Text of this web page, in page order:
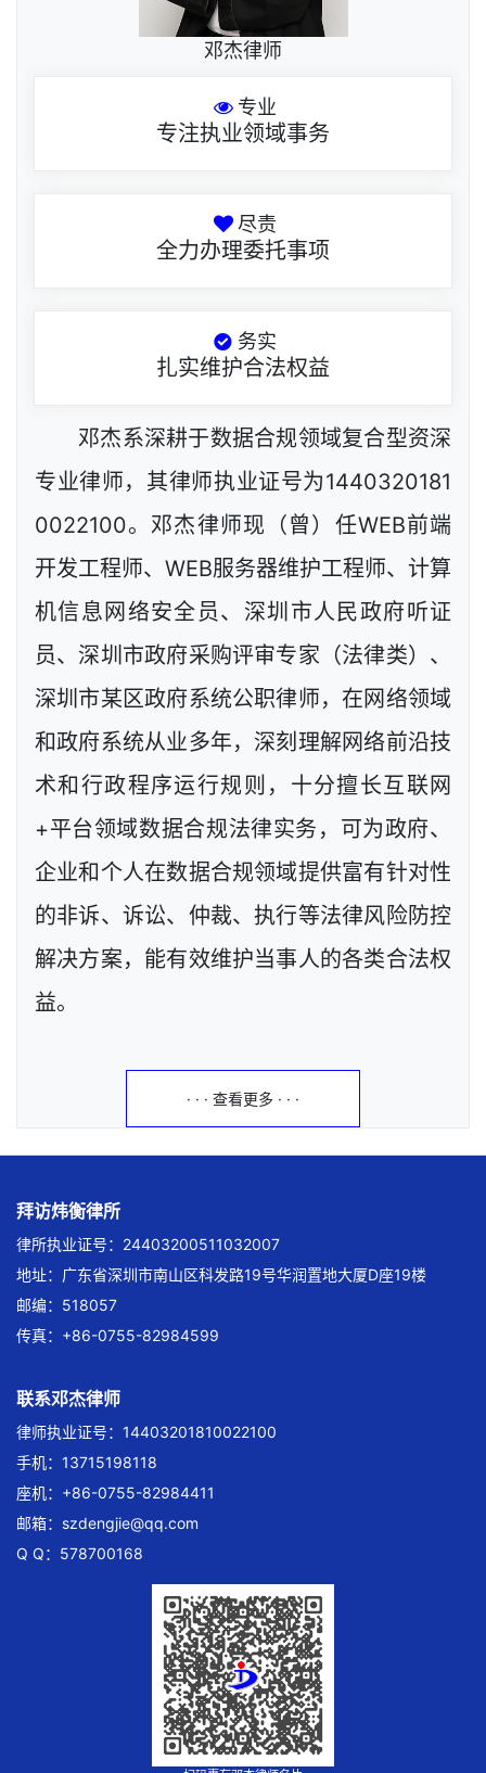
邓杰律师
专业
专注执业领域事务
尽责
全力办理委托事项
务实
扎实维护合法权益
邓杰系深耕于数据合规领域复合型资深
专业律师，其律师执业证号为1440320181
0022100。邓杰律师现（曾）任WEB前端
开发工程师、WEB服务器维护工程师、计算
机信息网络安全员、深圳市人民政府听证
员、深圳市政府采购评审专家（法律类）、
深圳市某区政府系统公职律师，在网络领域
和政府系统从业多年，深刻理解网络前沿技
术和行政程序运行规则，十分擅长互联网
+平台领域数据合规法律实务，可为政府、
企业和个人在数据合规领域提供富有针对性
的非诉、诉讼、仲裁、执行等法律风险防控
解决方案，能有效维护当事人的各类合法权
益。
· · · 查看更多 · · ·
拜访炜衡律所
律所执业证号：24403200511032007
地址：广东省深圳市南山区科发路19号华润置地大厦D座19楼
邮编：518057
传真：+86-0755-82984599
联系邓杰律师
律师执业证号：14403201810022100
手机：13715198118
座机：+86-0755-82984411
邮箱： szdengjie@qq.com
Q Q：578700168